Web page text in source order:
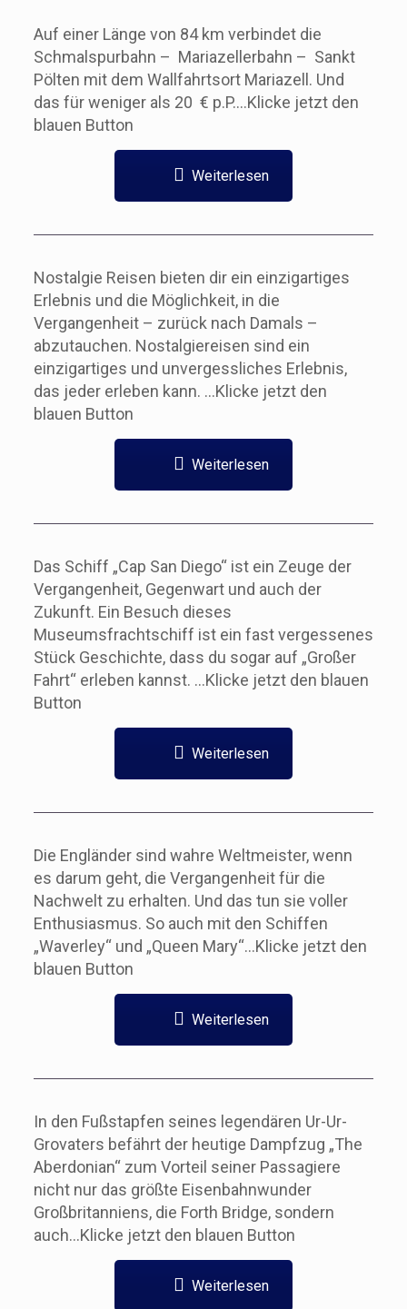
Auf einer Länge von 84 km verbindet die
Schmalspurbahn – Mariazellerbahn – Sankt
Pölten mit dem Wallfahrtsort Mariazell. Und
das für weniger als 20 € p.P….Klicke jetzt den
blauen Button
Weiterlesen
Nostalgie Reisen bieten dir ein einzigartiges
Erlebnis und die Möglichkeit, in die
Vergangenheit – zurück nach Damals –
abzutauchen. Nostalgiereisen sind ein
einzigartiges und unvergessliches Erlebnis,
das jeder erleben kann. …Klicke jetzt den
blauen Button
Weiterlesen
Das Schiff „Cap San Diego“ ist ein Zeuge der
Vergangenheit, Gegenwart und auch der
Zukunft. Ein Besuch dieses
Museumsfrachtschiff ist ein fast vergessenes
Stück Geschichte, dass du sogar auf „Großer
Fahrt“ erleben kannst. …Klicke jetzt den blauen
Button
Weiterlesen
Die Engländer sind wahre Weltmeister, wenn
es darum geht, die Vergangenheit für die
Nachwelt zu erhalten. Und das tun sie voller
Enthusiasmus. So auch mit den Schiffen
„Waverley“ und „Queen Mary“…Klicke jetzt den
blauen Button
Weiterlesen
In den Fußstapfen seines legendären Ur-Ur-
Grovaters befährt der heutige Dampfzug „The
Aberdonian“ zum Vorteil seiner Passagiere
nicht nur das größte Eisenbahnwunder
Großbritanniens, die Forth Bridge, sondern
auch…Klicke jetzt den blauen Button
Weiterlesen